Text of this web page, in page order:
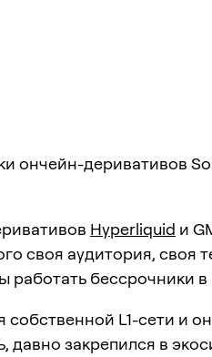
ончейн-деривативов
Hyperliquid и
своя аудитория, своя
работать бессрочники в
L1-сети и
давно закрепился в